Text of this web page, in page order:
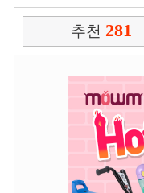
추천 281